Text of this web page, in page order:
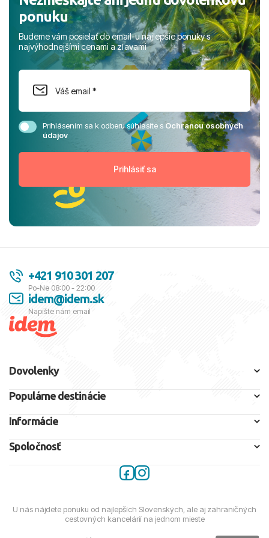
ponuku
Budeme vám posielať do email-u najlepšie ponuky s
najvýhodnejšími cenami a zľavami
Prihlásením sa k odberu súhlasíte sOchranou osobných
údajov
+421 910 301 207
Po-Ne 08:00 - 22:00
idem@idem.sk
Napíšte nám email
Dovolenky
Populárne destinácie
Informácie
Spoločnosť
U nás nájdete ponuku od najlepších Slovenských, ale aj zahraničných
cestovných kancelárií na jednom mieste